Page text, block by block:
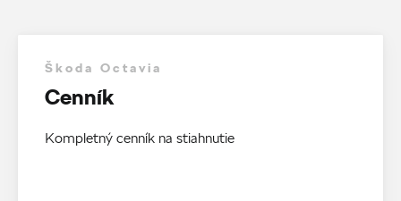
Škoda Octavia
Cenník
Kompletný cenník na stiahnutie